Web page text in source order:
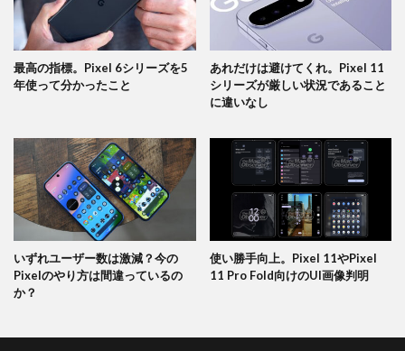
最高の指標。Pixel 6シリーズを5
年使って分かったこと
あれだけは避けてくれ。Pixel 11
シリーズが厳しい状況であること
に違いなし
いずれユーザー数は激減？今の
Pixelのやり方は間違っているの
か？
使い勝手向上。Pixel 11やPixel
11 Pro Fold向けのUI画像判明